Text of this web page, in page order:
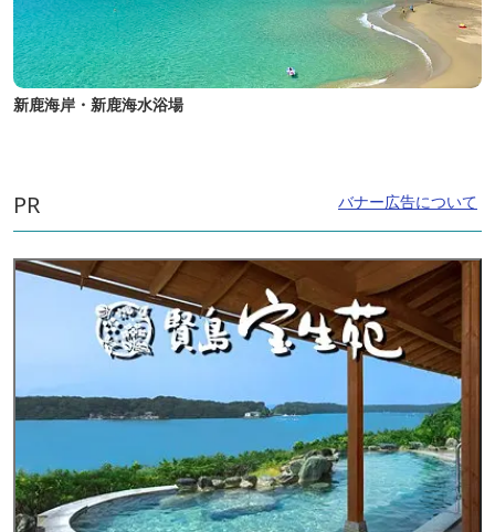
新鹿海岸・新鹿海水浴場
PR バナー広告について